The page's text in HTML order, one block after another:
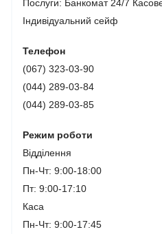
Послуги: Банкомат 24/7
Індивідуальний сейф
Телефон
(067) 323-03-90
(044) 289-03-84
(044) 289-03-85
Режим роботи
Відділення
Пн-Чт: 9:00-18:00
Пт: 9:00-17:10
Каса
Пн-Чт: 9:00-17:45